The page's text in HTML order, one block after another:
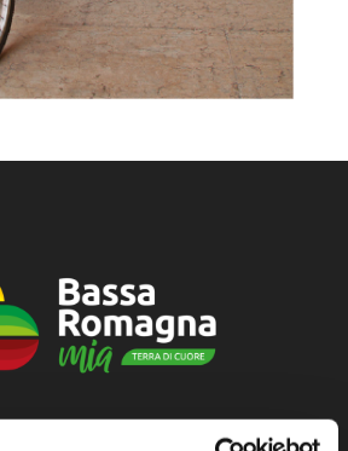
di informazione turistica